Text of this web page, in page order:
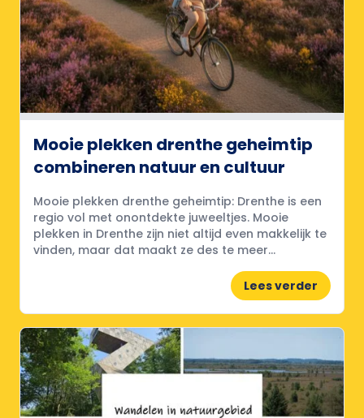
Mooie plekken drenthe geheimtip
combineren natuur en cultuur
Mooie plekken drenthe geheimtip: Drenthe is een
regio vol met onontdekte juweeltjes. Mooie
plekken in Drenthe zijn niet altijd even makkelijk te
vinden, maar dat maakt ze des te meer...
Lees verder